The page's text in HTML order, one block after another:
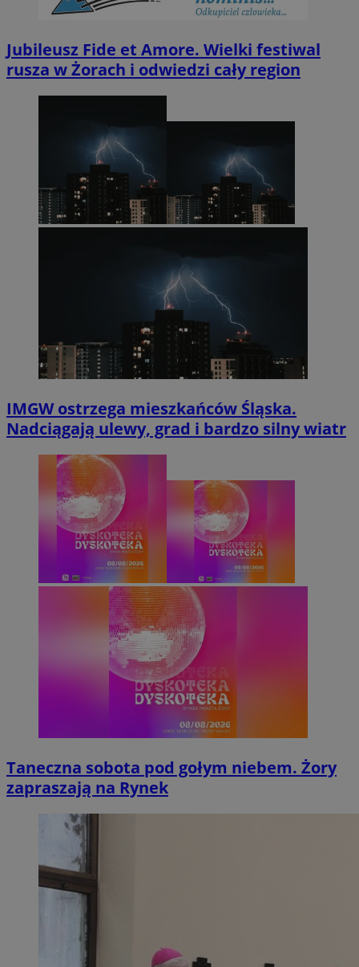
Jubileusz Fide et Amore. Wielki festiwal
rusza w Żorach i odwiedzi cały region
IMGW ostrzega mieszkańców Śląska.
Nadciągają ulewy, grad i bardzo silny wiatr
Taneczna sobota pod gołym niebem. Żory
zapraszają na Rynek